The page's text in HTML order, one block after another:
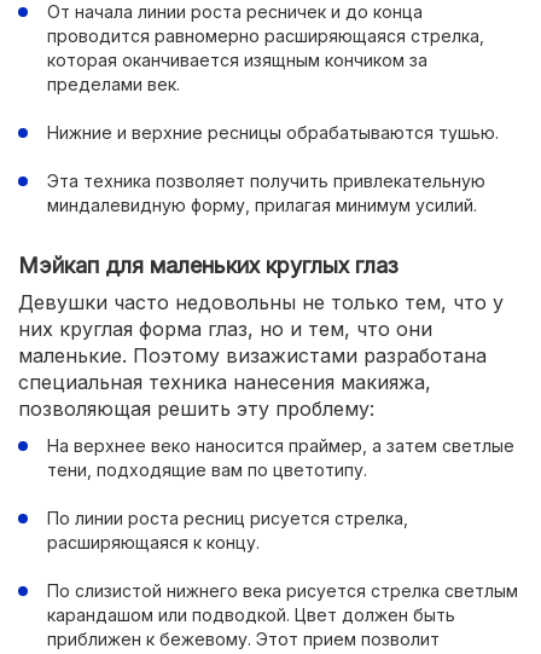
От начала линии роста ресничек и до конца
проводится равномерно расширяющаяся стрелка,
которая оканчивается изящным кончиком за
пределами век.
Нижние и верхние ресницы обрабатываются тушью.
Эта техника позволяет получить привлекательную
миндалевидную форму, прилагая минимум усилий.
Мэйкап для маленьких круглых глаз
Девушки часто недовольны не только тем, что у
них круглая форма глаз, но и тем, что они
маленькие. Поэтому визажистами разработана
специальная техника нанесения макияжа,
позволяющая решить эту проблему:
На верхнее веко наносится праймер, а затем светлые
тени, подходящие вам по цветотипу.
По линии роста ресниц рисуется стрелка,
расширяющаяся к концу.
По слизистой нижнего века рисуется стрелка светлым
карандашом или подводкой. Цвет должен быть
приближен к бежевому. Этот прием позволит